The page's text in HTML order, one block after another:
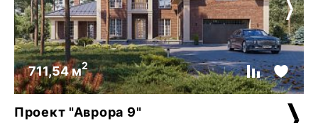
711,54 м2
Проект "Аврора 9"